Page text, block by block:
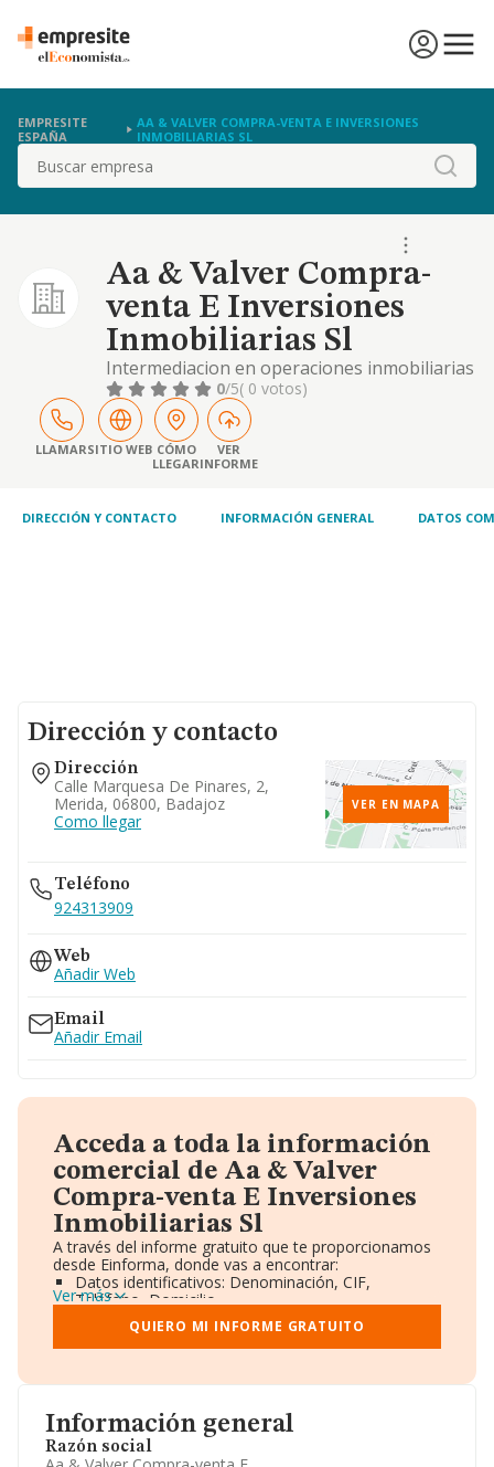
EMPRESITE
ESPAÑA
AA & VALVER COMPRA-VENTA E INVERSIONES
INMOBILIARIAS SL
Buscar
Aa & Valver Compra-
venta E Inversiones
Inmobiliarias Sl
Intermediacion en operaciones inmobiliarias
de compraventa, alquiler, traspaso y
arrendamiento de fincas rusticas y urbanas
0/5( 0 votos)
LLAMARSITIO WEB CÓMO
LLEGAR
VER
INFORME
DIRECCIÓN Y CONTACTO INFORMACIÓN GENERAL DATOS
Información general
Razón social
Dirección y contacto
Dirección
Calle Marquesa De Pinares, 2,
Merida, 06800, Badajoz
Como llegar
VER EN MAPA
Teléfono
924313909
Web
Añadir Web
Email
Añadir Email
Acceda a toda la información
comercial de Aa & Valver
Compra-venta E Inversiones
Inmobiliarias Sl
A través del informe gratuito que te proporcionamos
desde Einforma, donde vas a encontrar:
Datos identificativos: Denominación, CIF,
Teléfono, Domicilio.
Informe Mercantil Completo (BORME).
Gráficos de Evolución Ventas y Empleados.
Consejo de Administración y Administradores.
Accionistas.
Artículos de prensa publicados sobre la empresa.
Información oficial y registral complementaria.
Ver más
QUIERO MI INFORME GRATUITO